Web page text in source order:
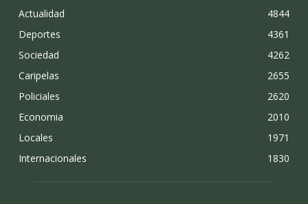
Actualidad
4844
Deportes
4361
Sociedad
4262
Caripelas
2655
Policiales
2620
Economia
2010
Locales
1971
Internacionales
1830